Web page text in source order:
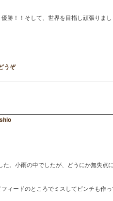
勝！！そして、世界を目指し頑張りま
うぞ
shio
た。小雨の中でしたが、どうにか無失点
ィードのところでミスしてピンチも作